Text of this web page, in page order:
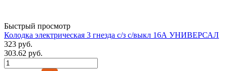
Быстрый просмотр
Колодка электрическая 3 гнезда с/з с/выкл 16А УНИВЕРСАЛ
323 руб.
303.62 руб.